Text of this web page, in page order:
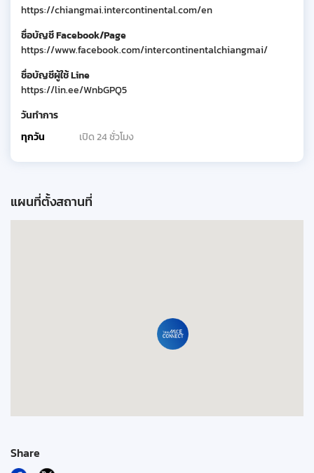
https://chiangmai.intercontinental.com/en
ชื่อบัญชี Facebook/Page
https://www.facebook.com/intercontinentalchiangmai/
ชื่อบัญชีผู้ใช้ Line
https://lin.ee/WnbGPQ5
วันทำการ
ทุกวัน
เปิด 24 ชั่วโมง
แผนที่ตั้งสถานที่
Share